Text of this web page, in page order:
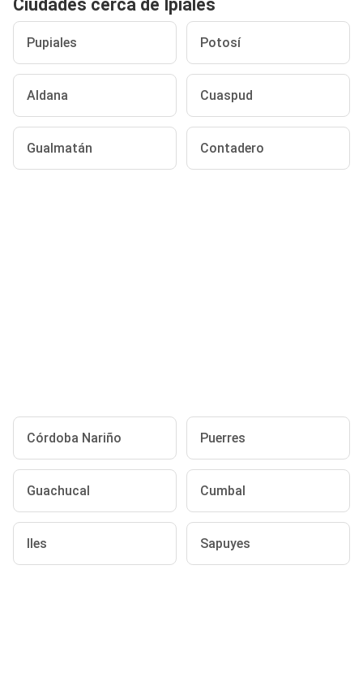
Ciudades cerca de Ipiales
Pupiales Potosí
Aldana Cuaspud
Gualmatán Contadero
Córdoba Nariño Puerres
Guachucal Cumbal
Iles Sapuyes